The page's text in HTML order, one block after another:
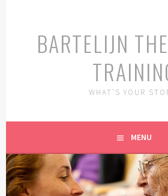
BARTELIJN
WHAT’S YOUR
MENU